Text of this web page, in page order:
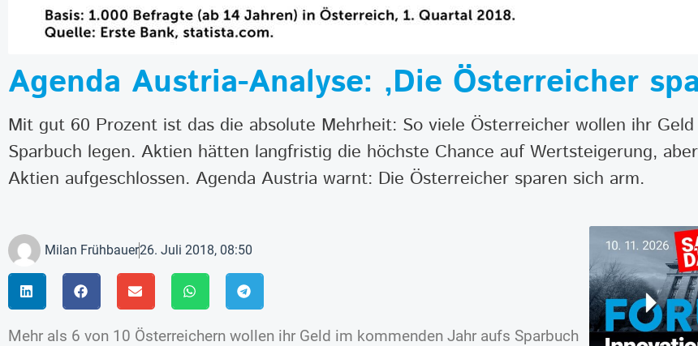
Agenda Austria-Analyse: ‚Die Österreicher
Mit gut 60 Prozent ist das die absolute Mehrheit: So viele Österreicher wollen ihr
Sparbuch legen. Aktien hätten langfristig die höchste Chance auf Wertsteigerung,
Aktien aufgeschlossen. Agenda Austria warnt: Die Österreicher sparen sich arm.
Milan Frühbauer26. Juli 2018, 08:50
Mehr als 6 von 10 Österreichern wollen ihr Geld im kommenden Jahr aufs Sparbuch